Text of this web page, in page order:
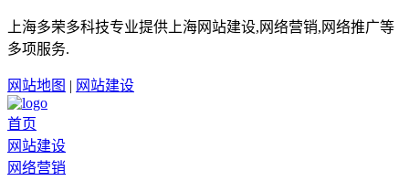
上海多荣多科技专业提供上海网站建设,网络营销,网络推广等
多项服务.
网站地图 | 网站建设
首页
网站建设
网络营销